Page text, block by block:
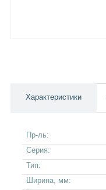
Характеристики
Пр-ль:
Серия:
Тип:
Ширина, мм: